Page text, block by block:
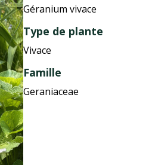
Géranium vivace
Type de plante
Vivace
Famille
Geraniaceae